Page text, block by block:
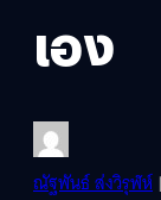
เอง
ณัฐพันธ์ ส่งวิรุฬห์